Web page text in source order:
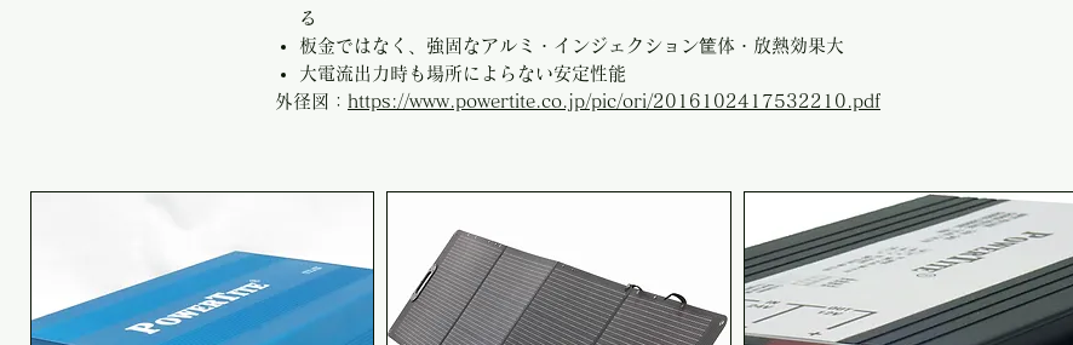
る
板金ではなく、強固なアルミ・インジェクション筐体・放熱効果大
大電流出力時も場所によらない安定性能
外径図： https://www.powertite.co.jp/pic/ori/2016102417532210.pdf